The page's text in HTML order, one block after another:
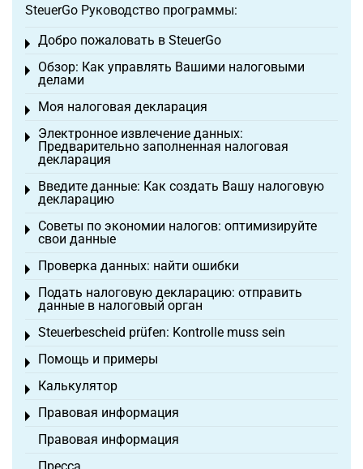
SteuerGo Руководство программы:
Добро пожаловать в SteuerGo
Toggle menu
Обзор: Как управлять Вашими налоговыми
делами
Toggle menu
Моя налоговая декларация
Toggle menu
Электронное извлечение данных:
Предварительно заполненная налоговая
декларация
Toggle menu
Введите данные: Как создать Вашу налоговую
декларацию
Toggle menu
Советы по экономии налогов: оптимизируйте
свои данные
Toggle menu
Проверка данных: найти ошибки
Toggle menu
Подать налоговую декларацию: отправить
данные в налоговый орган
Toggle menu
Steuerbescheid prüfen: Kontrolle muss sein
Toggle menu
Помощь и примеры
Toggle menu
Калькулятор
Toggle menu
Правовая информация
Toggle menu
Правовая информация